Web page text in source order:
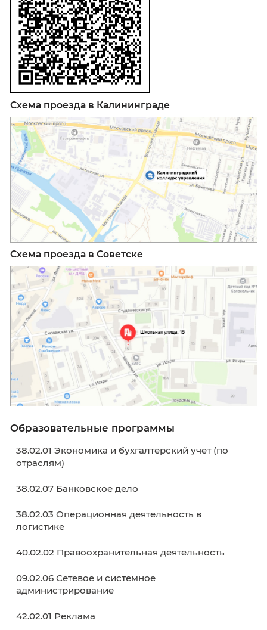
По вопросам ДПО: dpo@kiu39.ru
66
Реквизиты
Реквизиты АНПОО "ККУ", ИНН 3906051560
Схема проезда в Калининграде
Схема проезда в Советске